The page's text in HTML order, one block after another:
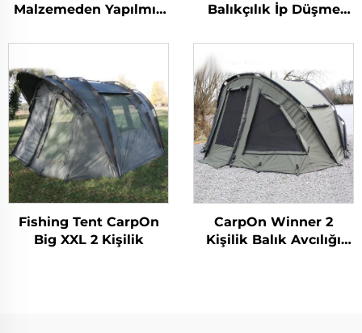
Malzemeden Yapılmış
Bank İstasyonu Ayağı
Balıkçılık İp Düşme
Koruma Kutusu İçinde
Fishing Tent CarpOn
Big XXL 2 Kişilik
CarpOn Winner 2
Kişilik Balık Avcılığı